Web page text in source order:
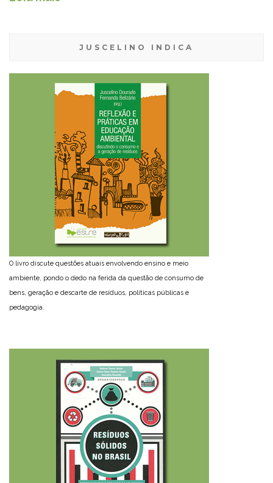
JUSCELINO INDICA
O livro discute questões atuais envolvendo ensino e meio
ambiente, pondo o dedo na ferida da questão de consumo de
bens, geração e descarte de resíduos, políticas públicas e
pedagogia.